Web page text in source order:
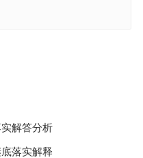
解答分析
落实解释